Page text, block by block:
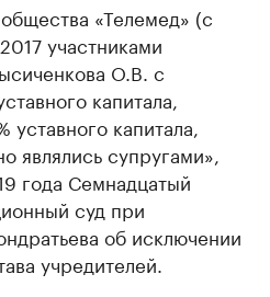
«Телемед» (с
участниками
О.В. с
капитала,
капитала,
являлись супругами»,
года Семнадцатый
суд при
об исключении
учредителей.